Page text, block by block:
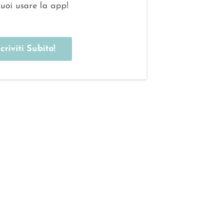
usare la app!
Subito!